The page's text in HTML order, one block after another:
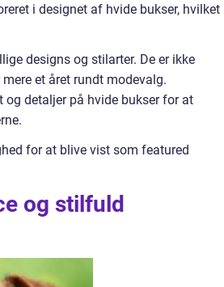
i designet af hvide bukser, hvilket
designs og stilarter. De er ikke
et året rundt modevalg.
og detaljer på hvide bukser for at
for at blive vist som featured
og stilfuld